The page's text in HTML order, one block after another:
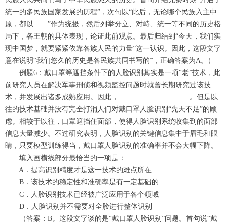
统一的多民族国家发展的历程”，次句以“此后，无论哪个民族入主中
原，都以……”作为统摄，然后列举分立、对峙、统一等不同的历史格
局下，各王朝的具体表现，论证此前观点。最后归结到“今天，我们实
现中国梦，就要紧紧依靠各族人民的力量”这一认识。因此，这段文字
意在说明“我们悠久的历史是各民族共同书写的”，正确答案为A。）
例题6：戴口罩等遮挡条件下的人脸识别其实是一项“老”技术，此
前研究人员在解决军事刑侦和视频监控问题时就曾长期研究过该技
术，并发展出诸多成熟应用。因此，____________________。但是以
往的技术基础并没有完全打消人们对戴口罩人脸识别“先天不足”的顾
虑。相较于以往，口罩遮挡住面部，使得人脸识别系统收集到的面部
信息大量减少。不过研究表明，人脸识别的关键信息集中于眉毛和眼
睛，只要模型训练得当，戴口罩人脸识别的准确率并不会大幅下降。
填入画横线部分最恰当的一项是：
A．提高识别精度才是这一技术的难点所在
B．该技术的稳定性和准确率是有一定基础的
C．人脸识别技术已经被广泛应用于各个领域
D．人脸识别并不需要对全脸进行整体识别
（答案：B。这段文字谈的是“戴口罩人脸识别”问题。首句说“戴